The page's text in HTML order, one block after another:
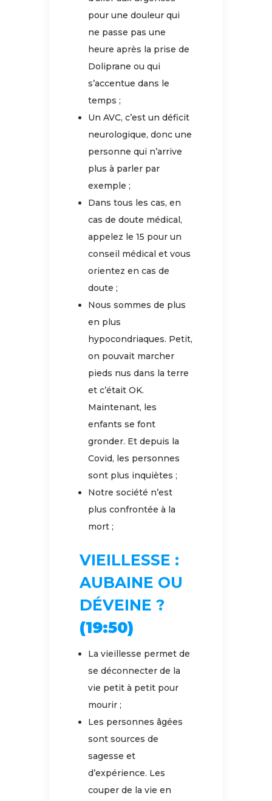
pour une douleur qui
ne passe pas une
heure après la prise de
Doliprane ou qui
s’accentue dans le
temps ;
Un AVC, c’est un déficit
neurologique, donc une
personne qui n’arrive
plus à parler par
exemple ;
Dans tous les cas, en
cas de doute médical,
appelez le 15 pour un
conseil médical et vous
orientez en cas de
doute ;
Nous sommes de plus
en plus
hypocondriaques. Petit,
on pouvait marcher
pieds nus dans la terre
et c’était OK.
Maintenant, les
enfants se font
gronder. Et depuis la
Covid, les personnes
sont plus inquiètes ;
Notre société n’est
plus confrontée à la
mort ;
VIEILLESSE :
AUBAINE OU
DÉVEINE ?
(19:50)
La vieillesse permet de
se déconnecter de la
vie petit à petit pour
mourir ;
Les personnes âgées
sont sources de
sagesse et
d’expérience. Les
couper de la vie en